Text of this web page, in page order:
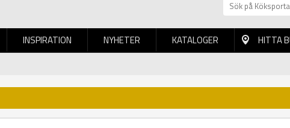
INSPIRATION NYHETER KATALOGER HITTA